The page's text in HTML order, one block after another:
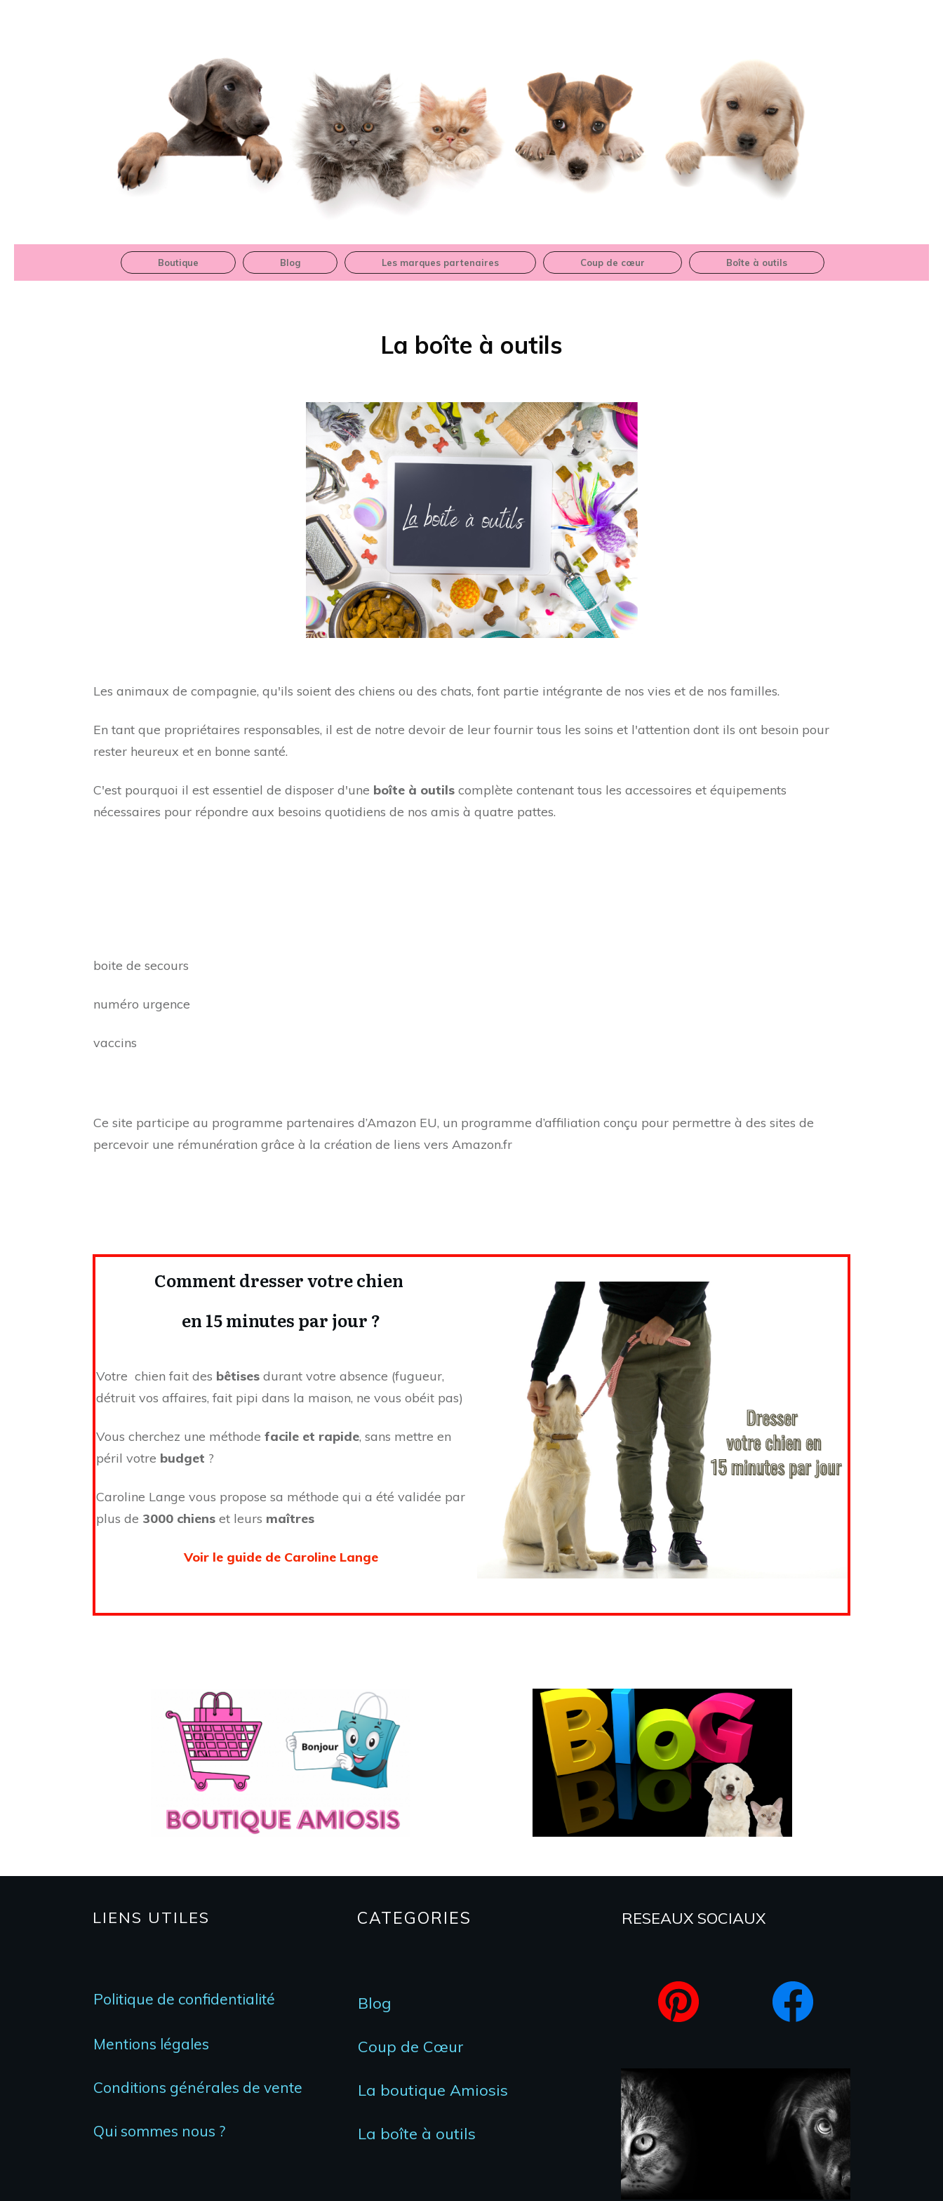
Boutique Blog Les marques partenaires Coup de cœur Boîte à outils
La boîte à outils
Les animaux de compagnie, qu'ils soient des chiens ou des chats, font partie intégrante de nos vies et de nos familles.
En tant que propriétaires responsables, il est de notre devoir de leur fournir tous les soins et l'attention dont ils ont besoin pour
rester heureux et en bonne santé.
C'est pourquoi il est essentiel de disposer d'une boîte à outils complète contenant tous les accessoires et équipements
nécessaires pour répondre aux besoins quotidiens de nos amis à quatre pattes.
boite de secours
numéro urgence
vaccins
Ce site participe au programme partenaires d’Amazon EU, un programme d’affiliation conçu pour permettre à des sites de
percevoir une rémunération grâce à la création de liens vers Amazon.fr
Comment dresser votre chien
en 15 minutes par jour ?
Votre chien fait des bêtises durant votre absence (fugueur,
détruit vos affaires, fait pipi dans la maison, ne vous obéit pas)
Vous cherchez une méthode facile et rapide, sans mettre en
péril votre budget ?
Caroline Lange vous propose sa méthode qui a été validée par
plus de 3000 chiens et leurs maîtres
Voir le guide de Caroline Lange
LIENS UTILES
Politique de confidentialité
Mentions légales
Conditions générales de vente
Qui sommes nous ?
CATEGORIES
Blog
Coup de Cœur
La boutique Amiosis
La boîte à outils
RESEAUX SOCIAUX